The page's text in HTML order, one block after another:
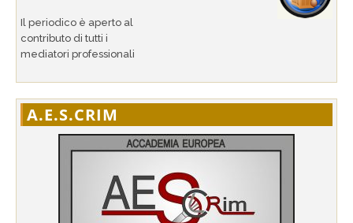
Il periodico è aperto al
contributo di tutti i
mediatori professionali
A.E.S.CRIM